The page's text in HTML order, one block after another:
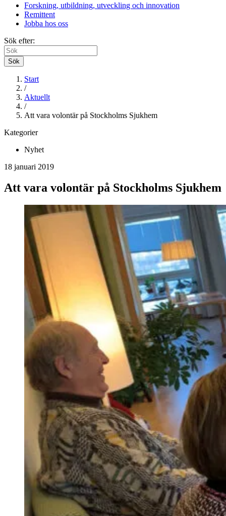
Forskning, utbildning, utveckling och innovation
Remittent
Jobba hos oss
Sök efter:
Sök
Start
/
Aktuellt
/
Att vara volontär på Stockholms Sjukhem
Kategorier
Nyhet
18 januari 2019
Att vara volontär på Stockholms Sjukhem